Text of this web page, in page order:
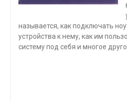
называется, как подключать
устройства к нему, как им
систему под себя и многое